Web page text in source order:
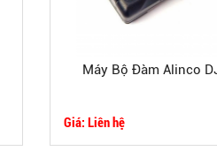
Máy Bộ Đàm Alinco
Giá: Liên hệ